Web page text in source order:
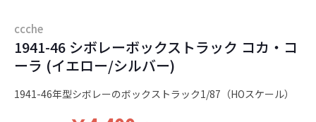
ccche
1941-46 シボレーボックストラック コカ・コ
ーラ (イエロー/シルバー)
1941-46年型シボレーのボックストラック1/87（HOスケール）